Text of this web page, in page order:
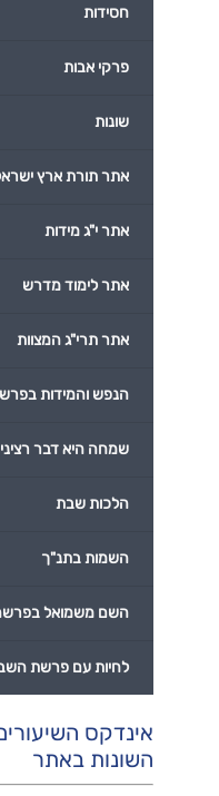
אינדקס
השונות באתר
חסידות
פרקי אבות
שונות
אתר תורת ארץ
אתר י"ג מידות
אתר לימוד מדרש
אתר תרי"ג המצוות
הנפש והמידות
שמחה היא דבר רציני
הלכות שבת
השמות בתנ"ך
השם משמואל
לחיות עם פרשת